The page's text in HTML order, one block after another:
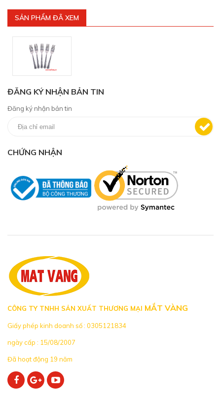
SẢN PHẨM ĐÃ XEM
ĐĂNG KÝ NHẬN BẢN TIN
Đăng ký nhận bản tin
CHỨNG NHẬN
CÔNG TY TNHH SẢN XUẤT THƯƠNG MẠI MẮT VÀNG
Giấy phép kinh doanh số : 0305121834
ngày cấp : 15/08/2007
Đã hoạt động 19 năm